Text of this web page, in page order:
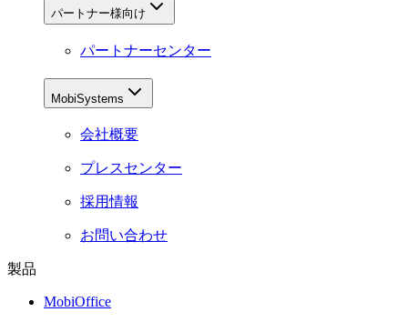
パートナー様向け
パートナーセンター
MobiSystems
会社概要
プレスセンター
採用情報
お問い合わせ
製品
MobiOffice